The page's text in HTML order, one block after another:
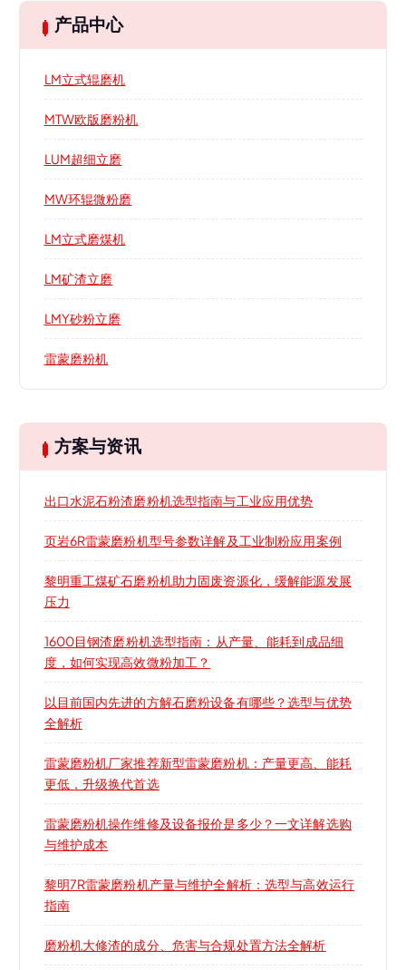
产品中心
LM立式辊磨机
MTW欧版磨粉机
LUM超细立磨
MW环辊微粉磨
LM立式磨煤机
LM矿渣立磨
LMY砂粉立磨
雷蒙磨粉机
方案与资讯
出口水泥石粉渣磨粉机选型指南与工业应用优势
页岩6R雷蒙磨粉机型号参数详解及工业制粉应用案例
黎明重工煤矿石磨粉机助力固废资源化，缓解能源发展
压力
1600目钢渣磨粉机选型指南：从产量、能耗到成品细
度，如何实现高效微粉加工？
以目前国内先进的方解石磨粉设备有哪些？选型与优势
全解析
雷蒙磨粉机厂家推荐新型雷蒙磨粉机：产量更高、能耗
更低，升级换代首选
雷蒙磨粉机操作维修及设备报价是多少？一文详解选购
与维护成本
黎明7R雷蒙磨粉机产量与维护全解析：选型与高效运行
指南
磨粉机大修渣的成分、危害与合规处置方法全解析